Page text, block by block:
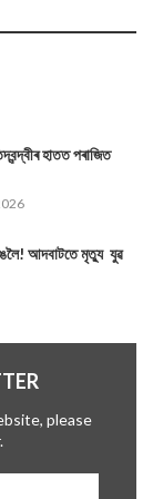
হাতত পৰাজিত
আদবাটতে মৃত্যু যুৱ
please